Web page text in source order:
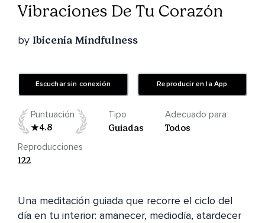
Vibraciones De Tu Corazón
by Ibicenia Mindfulness
Escuchar sin conexión Reproducir en la App
Puntuación
4.8
Tipo
Guiadas
Adecuado para
Todos
Reproducciones
122
Una meditación guiada que recorre el ciclo del
día en tu interior: amanecer, mediodía, atardecer